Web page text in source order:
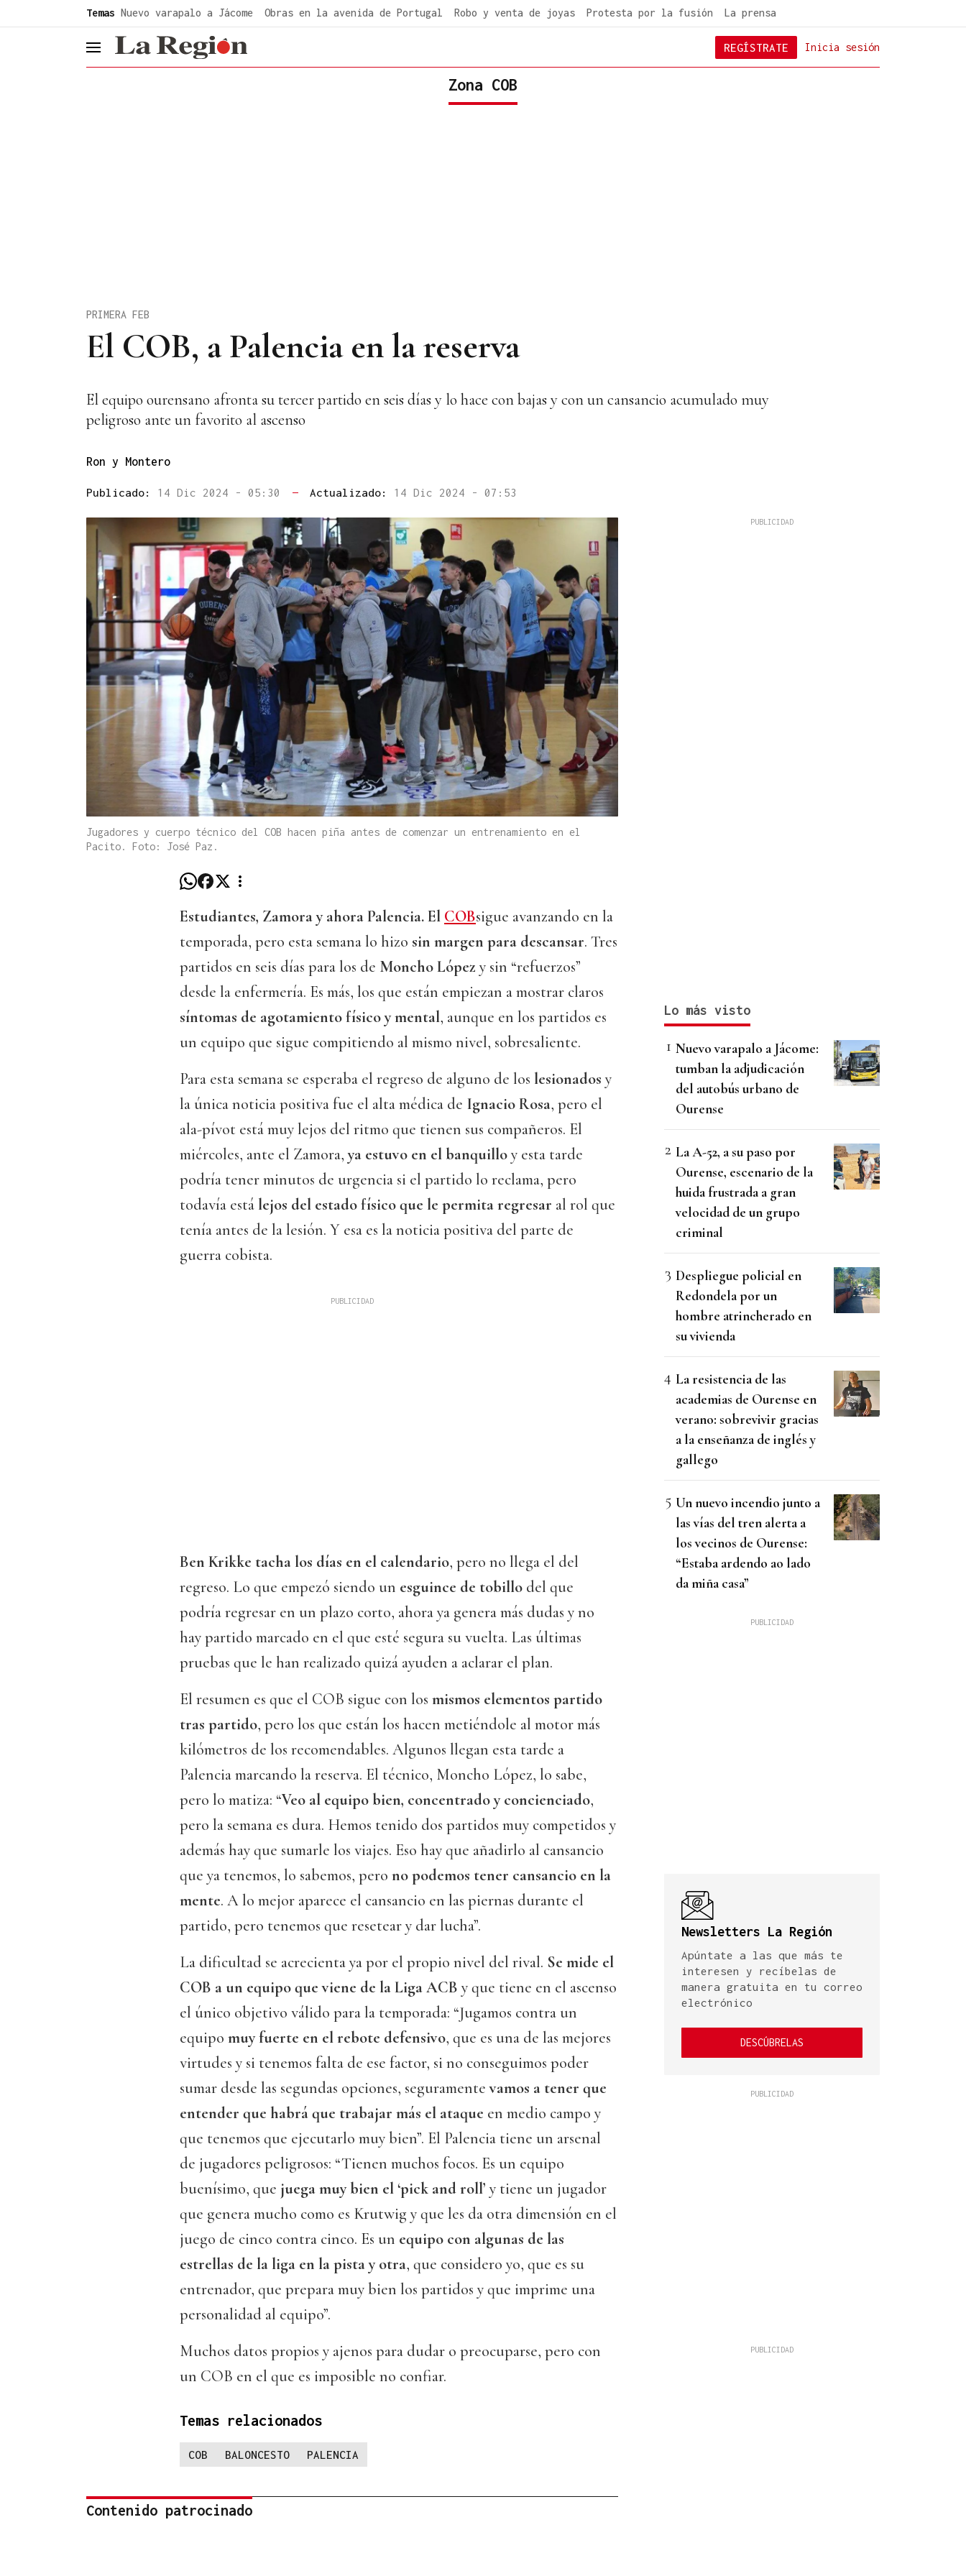
Temas Nuevo varapalo a Jácome Obras en la avenida de Portugal Robo y venta de joyas Protesta por la fusión La prensa
header.menu.open Inicia sesión
REGÍSTRATE
Zona COB
El COB, a Palencia en la reserva
PRIMERA FEB
El equipo ourensano afronta su tercer partido en seis días y lo hace con bajas y con un cansancio acumulado muy
peligroso ante un favorito al ascenso
Ron y Montero
Publicado: 14 Dic 2024 - 05:30 — Actualizado: 14 Dic 2024 - 07:53
Jugadores y cuerpo técnico del COB hacen piña antes de comenzar un entrenamiento en el
Pacito. Foto: José Paz.
Estudiantes, Zamora y ahora Palencia. El COBsigue avanzando en la
temporada, pero esta semana lo hizo sin margen para descansar. Tres
partidos en seis días para los de Moncho López y sin “refuerzos”
desde la enfermería. Es más, los que están empiezan a mostrar claros
síntomas de agotamiento físico y mental, aunque en los partidos es
un equipo que sigue compitiendo al mismo nivel, sobresaliente.
Para esta semana se esperaba el regreso de alguno de los lesionados y
la única noticia positiva fue el alta médica de Ignacio Rosa, pero el
ala-pívot está muy lejos del ritmo que tienen sus compañeros. El
miércoles, ante el Zamora,ya estuvo en el banquilloy esta tarde
podría tener minutos de urgencia si el partido lo reclama, pero
todavía está lejos del estado físico que le permita regresar al rol que
tenía antes de la lesión. Y esa es la noticia positiva del parte de
guerra cobista.
Ben Krikke tacha los días en el calendario, pero no llega el del
regreso. Lo que empezó siendo un esguince de tobillo del que
podría regresar en un plazo corto, ahora ya genera más dudas y no
hay partido marcado en el que esté segura su vuelta. Las últimas
pruebas que le han realizado quizá ayuden a aclarar el plan.
El resumen es que el COB sigue con los mismos elementos partido
tras partido, pero los que están los hacen metiéndole al motor más
kilómetros de los recomendables. Algunos llegan esta tarde a
Palencia marcando la reserva. El técnico, Moncho López, lo sabe,
pero lo matiza: “Veo al equipo bien, concentrado y concienciado,
pero la semana es dura. Hemos tenido dos partidos muy competidos y
además hay que sumarle los viajes. Eso hay que añadirlo al cansancio
que ya tenemos, lo sabemos, pero no podemos tener cansancio en la
mente. A lo mejor aparece el cansancio en las piernas durante el
partido, pero tenemos que resetear y dar lucha”.
La dificultad se acrecienta ya por el propio nivel del rival. Se mide el
COB a un equipo que viene de la Liga ACB y que tiene en el ascenso
el único objetivo válido para la temporada: “Jugamos contra un
equipo muy fuerte en el rebote defensivo, que es una de las mejores
virtudes y si tenemos falta de ese factor, si no conseguimos poder
sumar desde las segundas opciones, seguramentevamos a tener que
entender que habrá que trabajar más el ataque en medio campo y
que tenemos que ejecutarlo muy bien”. El Palencia tiene un arsenal
de jugadores peligrosos: “Tienen muchos focos. Es un equipo
buenísimo, que juega muy bien el ‘pick and roll’ y tiene un jugador
que genera mucho como es Krutwig y que les da otra dimensión en el
juego de cinco contra cinco. Es un equipo con algunas de las
estrellas de la liga en la pista y otra, que considero yo, que es su
entrenador, que prepara muy bien los partidos y que imprime una
personalidad al equipo”.
Muchos datos propios y ajenos para dudar o preocuparse, pero con
un COB en el que es imposible no confiar.
Temas relacionados
COB BALONCESTO PALENCIA
Contenido patrocinado
Lo más visto
Nuevo varapalo a Jácome:
tumban la adjudicación
del autobús urbano de
Ourense
La A-52, a su paso por
Ourense, escenario de la
huida frustrada a gran
velocidad de un grupo
criminal
Despliegue policial en
Redondela por un
hombre atrincherado en
su vivienda
La resistencia de las
academias de Ourense en
verano: sobrevivir gracias
a la enseñanza de inglés y
gallego
Un nuevo incendio junto a
las vías del tren alerta a
los vecinos de Ourense:
“Estaba ardendo ao lado
da miña casa”
Newsletters La Región
Apúntate a las que más te
interesen y recíbelas de
manera gratuita en tu correo
electrónico
DESCÚBRELAS